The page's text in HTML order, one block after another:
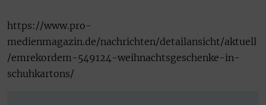
https://www.pro-
medienmagazin.de/nachrichten/detailansicht/aktuell
/emrekordem-549124-weihnachtsgeschenke-in-
schuhkartons/